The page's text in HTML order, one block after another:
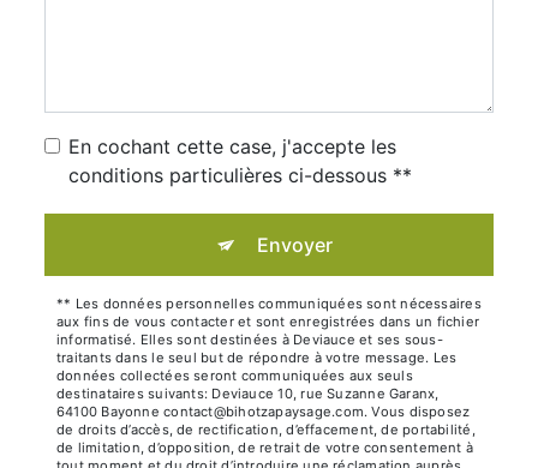
En cochant cette case, j'accepte les
conditions particulières ci-dessous **
Envoyer
** Les données personnelles communiquées sont nécessaires
aux fins de vous contacter et sont enregistrées dans un fichier
informatisé. Elles sont destinées à Deviauce et ses sous-
traitants dans le seul but de répondre à votre message. Les
données collectées seront communiquées aux seuls
destinataires suivants: Deviauce 10, rue Suzanne Garanx,
64100 Bayonne contact@bihotzapaysage.com. Vous disposez
de droits d’accès, de rectification, d’effacement, de portabilité,
de limitation, d’opposition, de retrait de votre consentement à